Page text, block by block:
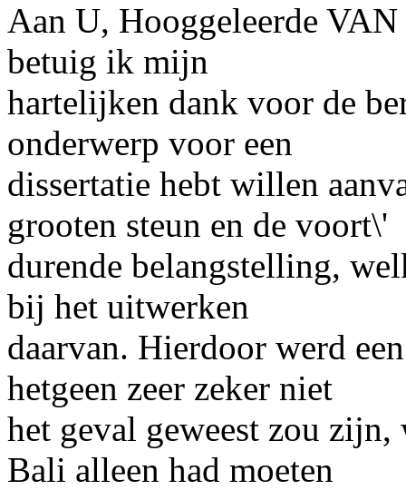
Aan U, Hooggeleerde
betuig ik mijn
hartelijken dank voor de
onderwerp voor een
dissertatie hebt willen
grooten steun en de voort\'
durende belangstelling,
bij het uitwerken
daarvan. Hierdoor werd
hetgeen zeer zeker niet
het geval geweest zou
Bali alleen had moeten